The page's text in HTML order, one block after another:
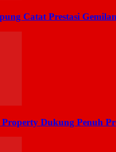
Catat Prestasi
Dukung Penuh